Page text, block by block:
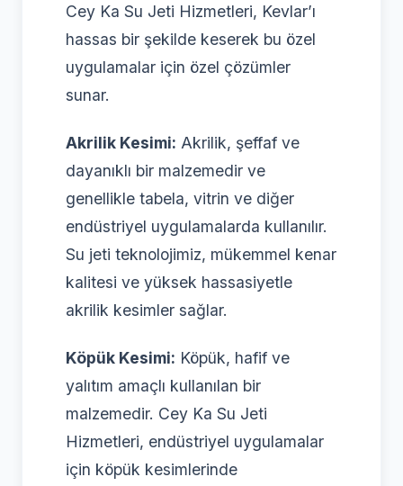
Cey Ka Su Jeti Hizmetleri, Kevlar’ı
hassas bir şekilde keserek bu özel
uygulamalar için özel çözümler
sunar.
Akrilik Kesimi: Akrilik, şeffaf ve
dayanıklı bir malzemedir ve
genellikle tabela, vitrin ve diğer
endüstriyel uygulamalarda kullanılır.
Su jeti teknolojimiz, mükemmel kenar
kalitesi ve yüksek hassasiyetle
akrilik kesimler sağlar.
Köpük Kesimi: Köpük, hafif ve
yalıtım amaçlı kullanılan bir
malzemedir. Cey Ka Su Jeti
Hizmetleri, endüstriyel uygulamalar
için köpük kesimlerinde